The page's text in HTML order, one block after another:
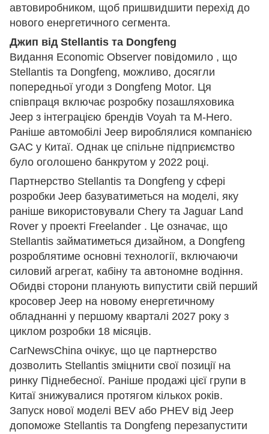
автовиробником, щоб пришвидшити перехід до
нового енергетичного сегмента.
Джип від Stellantis та Dongfeng
Видання Economic Observer повідомило , що
Stellantis та Dongfeng, можливо, досягли
попередньої угоди з Dongfeng Motor. Ця
співпраця включає розробку позашляховика
Jeep з інтеграцією брендів Voyah та M-Hero.
Раніше автомобілі Jeep вироблялися компанією
GAC у Китаї. Однак це спільне підприємство
було оголошено банкрутом у 2022 році.
Партнерство Stellantis та Dongfeng у сфері
розробки Jeep базуватиметься на моделі, яку
раніше використовували Chery та Jaguar Land
Rover у проекті Freelander . Це означає, що
Stellantis займатиметься дизайном, а Dongfeng
розроблятиме основні технології, включаючи
силовий агрегат, кабіну та автономне водіння.
Обидві сторони планують випустити свій перший
кросовер Jeep на новому енергетичному
обладнанні у першому кварталі 2027 року з
циклом розробки 18 місяців.
CarNewsChina очікує, що це партнерство
дозволить Stellantis зміцнити свої позиції на
ринку Піднебесної. Раніше продажі цієї групи в
Китаї знижувалися протягом кількох років.
Запуск нової моделі BEV або PHEV від Jeep
допоможе Stellantis та Dongfeng перезапустити